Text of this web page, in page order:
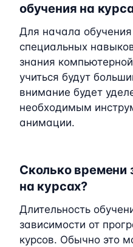
обучения на
Для начала
специальных
знания
учиться будут
внимание будет
необходимым
анимации.
Сколько времени
на курсах?
Длительность
зависимости от
курсов. Обычно это